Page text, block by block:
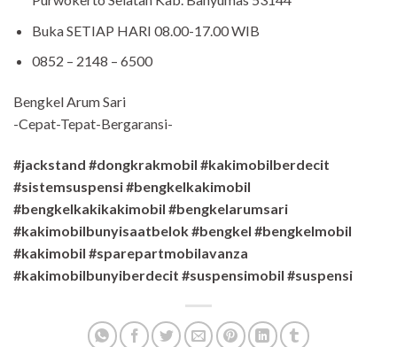
Buka SETIAP HARI 08.00-17.00 WIB
0852 – 2148 – 6500
Bengkel Arum Sari
-Cepat-Tepat-Bergaransi-
#jackstand #dongkrakmobil #kakimobilberdecit
#sistemsuspensi #bengkelkakimobil
#bengkelkakikakimobil #bengkelarumsari
#kakimobilbunyisaatbelok #bengkel #bengkelmobil
#kakimobil #sparepartmobilavanza
#kakimobilbunyiberdecit #suspensimobil #suspensi